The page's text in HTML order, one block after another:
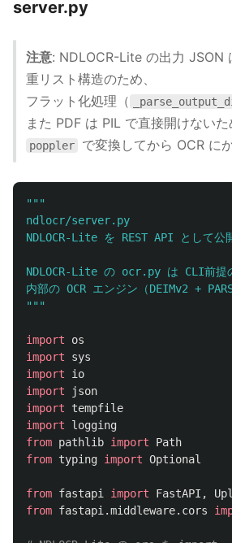
server.py
注意: NDLOCR-Lite の出力 JSON
重リスト構造のため、
フラット化処理（
また PDF は PIL で直接開けないた
poppler で変換してから OCR にか
"""
ndlocr/server.py
NDLOCR-Lite を REST API として公
NDLOCR-Lite の ocr.py は CLI前提の
"""
import
os
import
sys
import
io
import
json
import
tempfile
import
logging
from pathlib import
Path
from typing import Optional
from fastapi import FastAPI ,
from fastapi.middleware.cors